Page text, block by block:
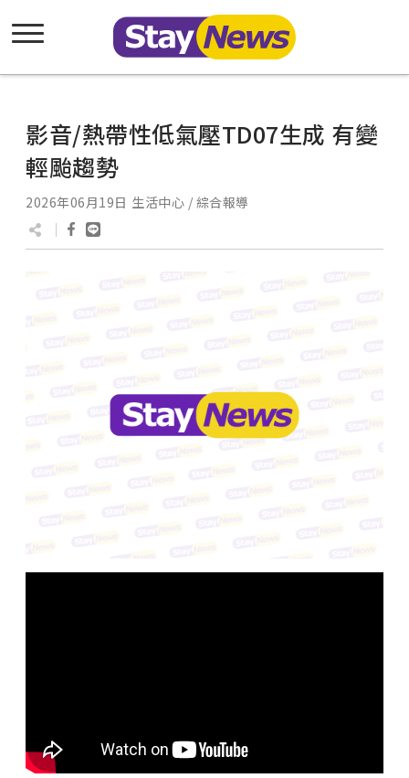
影音/熱帶性低氣壓TD07生成 有變
輕颱趨勢
2026年06月19日 生活中心 / 綜合報導